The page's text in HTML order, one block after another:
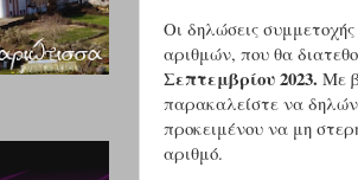
Οι δηλώσεις
αριθμών, που θα
Σεπτεμβρίου 2023. Με
παρακαλείστε να
προκειμένου να μη
αριθμό.